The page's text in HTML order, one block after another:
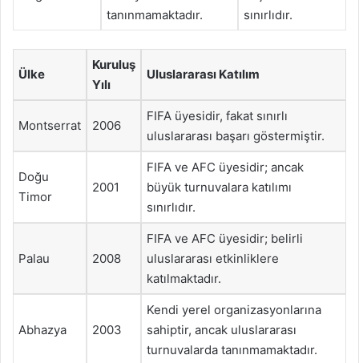
tanınmamaktadır.
sınırlıdır.
Ülke
Kuruluş
Yılı
Uluslararası Katılım
Montserrat 2006
FIFA üyesidir, fakat sınırlı
uluslararası başarı göstermiştir.
Doğu
Timor
2001
FIFA ve AFC üyesidir; ancak
büyük turnuvalara katılımı
sınırlıdır.
Palau 2008
FIFA ve AFC üyesidir; belirli
uluslararası etkinliklere
katılmaktadır.
Abhazya 2003
Kendi yerel organizasyonlarına
sahiptir, ancak uluslararası
turnuvalarda tanınmamaktadır.